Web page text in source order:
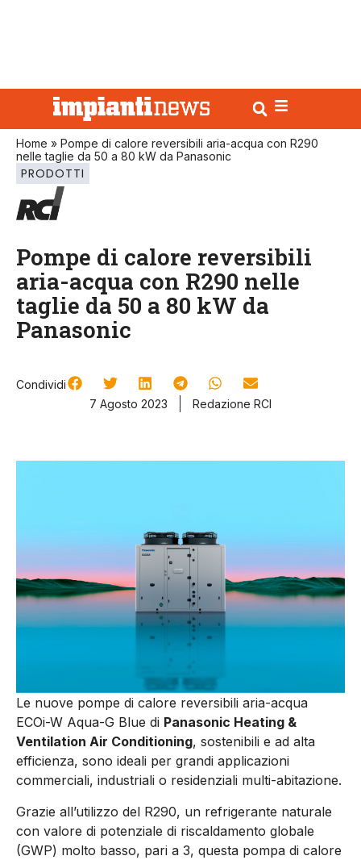
Home » Pompe di calore reversibili aria-acqua con R290
nelle taglie da 50 a 80 kW da Panasonic
PRODOTTI
Pompe di calore reversibili
aria-acqua con R290 nelle
taglie da 50 a 80 kW da
Panasonic
Condividi
7 Agosto 2023
Redazione RCI
Le nuove pompe di calore reversibili aria-acqua
ECOi-W Aqua-G Blue di Panasonic Heating &
Ventilation Air Conditioning, sostenibili e ad alta
efficienza, sono ideali per grandi applicazioni
commerciali, industriali o residenziali multi-abitazione.
Grazie all’utilizzo del R290, un refrigerante naturale
con valore di potenziale di riscaldamento globale
(GWP) molto basso, pari a 3, questa pompa di calore